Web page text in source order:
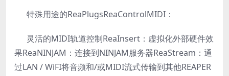
特殊用途的ReaPlugsReaControlMIDI：
灵活的MIDI轨道控制ReaInsert：虚拟化外部硬件效
果ReaNINJAM：连接到NINJAM服务器ReaStream：通
过LAN / WiFI将音频和/或MIDI流式传输到其他REAPER